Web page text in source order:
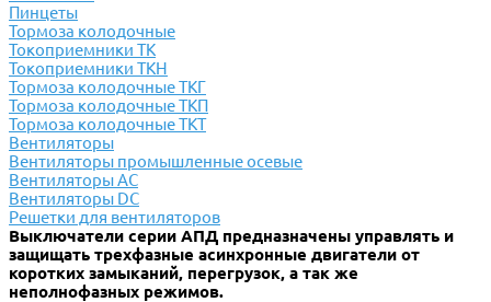
Пинцеты
Тормоза колодочные
Токоприемники ТК
Токоприемники ТКН
Тормоза колодочные ТКГ
Тормоза колодочные ТКП
Тормоза колодочные ТКТ
Вентиляторы
Вентиляторы промышленные осевые
Вентиляторы АС
Вентиляторы DC
Решетки для вентиляторов
Выключатели серии АПД предназначены управлять и
защищать трехфазные асинхронные двигатели от
коротких замыканий, перегрузок, а так же
неполнофазных режимов.